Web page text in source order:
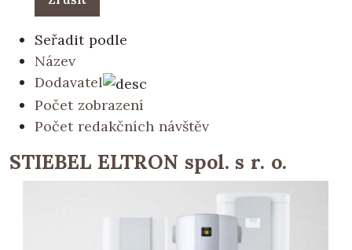
Seřadit podle
Název
Dodavatel
Počet zobrazení
Počet redakčních návštěv
STIEBEL ELTRON spol. s r. o.